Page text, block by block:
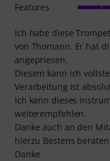
Ich habe diese
von Thomann. Er hat
angepriesen.
Diesem kann ich
Verarbeitung ist
Ich kann dieses
weiterempfehlen.
Danke auch an den
hierzu Bestens
Danke
Features